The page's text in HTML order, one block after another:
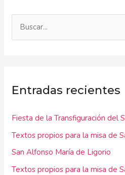
a
p
o
r
:
Entradas recientes
Fiesta de la Transfiguración del
Textos propios para la misa de
San Alfonso María de Ligorio
Textos propios para la misa de